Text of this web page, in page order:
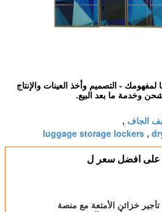
- التصميم وأخذ العينات والإنتاج
وخدمة ما بعد البيع.
الجاف ,
,
luggage storage lockers
على افضل سعر ل
خزائن الأمتعة مع منصة